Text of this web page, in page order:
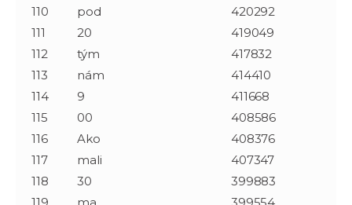
110
pod
420292
111
20
419049
112
tým
417832
113
nám
414410
114
9
411668
115
00
408586
116
Ako
408376
117
mali
407347
118
30
399883
119
ma
399554